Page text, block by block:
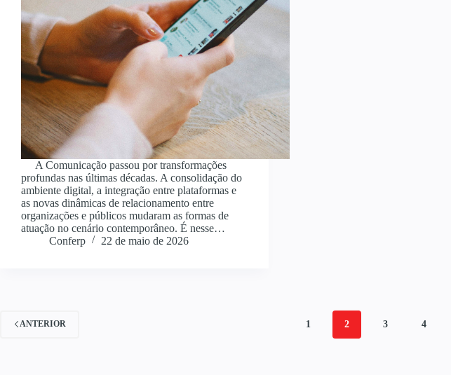
A Comunicação passou por transformações
profundas nas últimas décadas. A consolidação do
ambiente digital, a integração entre plataformas e
as novas dinâmicas de relacionamento entre
organizações e públicos mudaram as formas de
atuação no cenário contemporâneo. É nesse…
Conferp
22 de maio de 2026
ANTERIOR 1 2 3 4